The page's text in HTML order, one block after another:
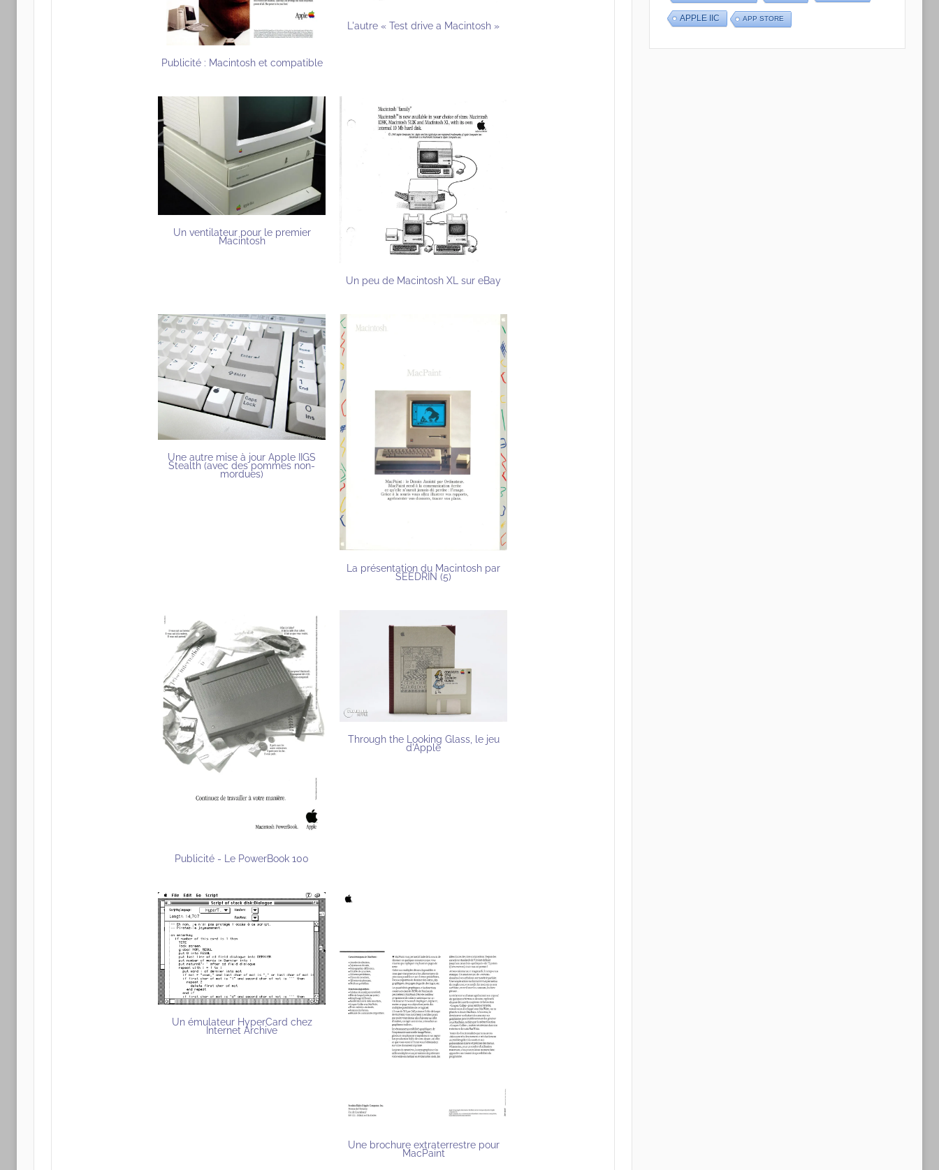
Publicité : Macintosh et compatible
L'autre « Test drive a Macintosh »
Un ventilateur pour le premier
Macintosh
Un peu de Macintosh XL sur eBay
Une autre mise à jour Apple IIGS
Stealth (avec des pommes non-
mordues)
La présentation du Macintosh par
SEEDRIN (5)
Publicité - Le PowerBook 100
Through the Looking Glass, le jeu
d'Apple
Un émulateur HyperCard chez
Internet Archive
Une brochure extraterrestre pour
MacPaint
APPLE IIC APP STORE